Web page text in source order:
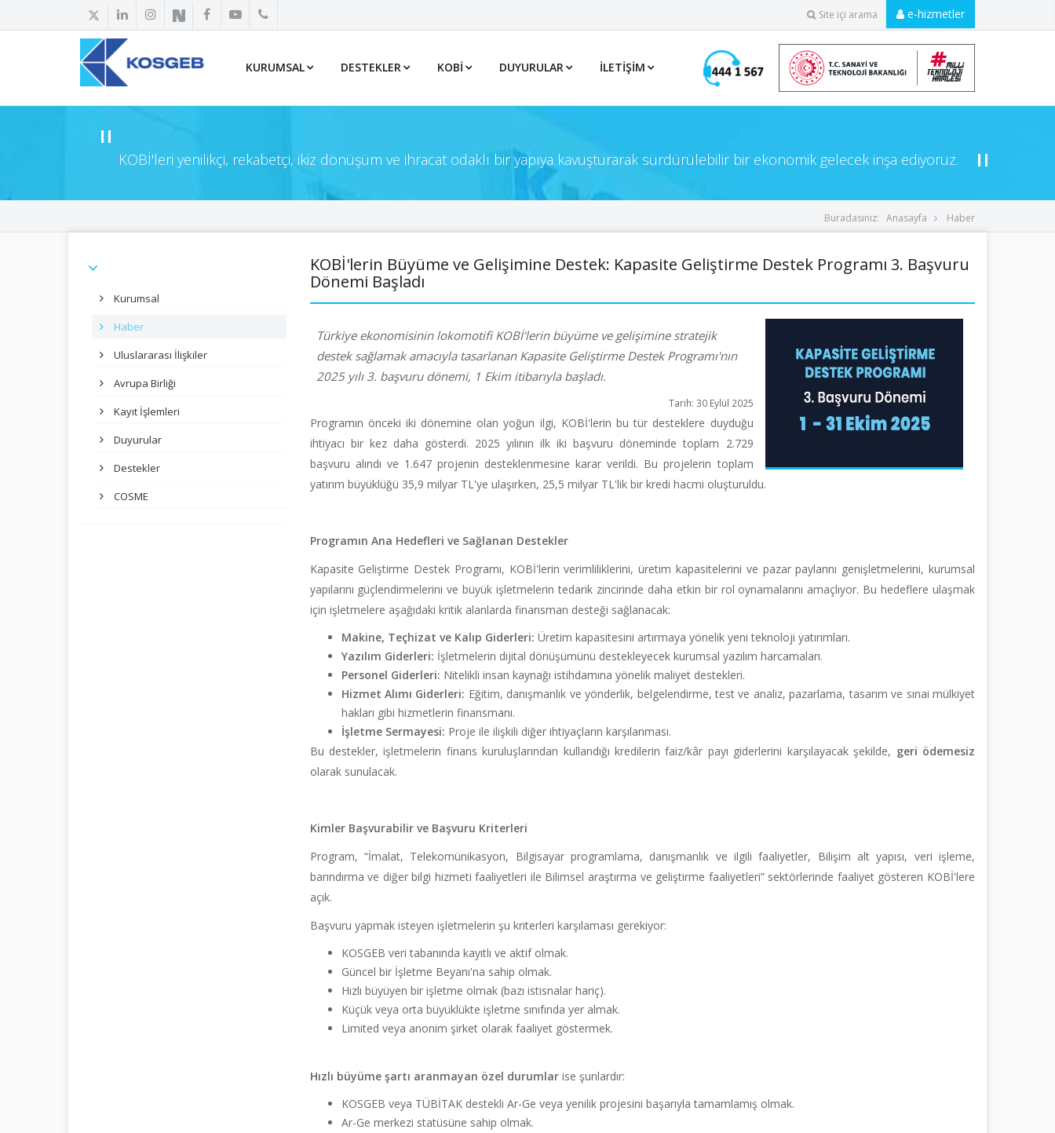
Site içi arama e-hizmetler
KURUMSAL DESTEKLER KOBİ DUYURULAR İLETIŞIM
KOBİ'leri yenilikçi, rekabetçi, ikiz dönüşüm ve ihracat odaklı bir yapıya kavuşturarak sürdürülebilir bir ekonomik gelecek inşa ediyoruz.
Buradasınız: Anasayfa Haber
Kurumsal
Haber
Uluslararası İlişkiler
Avrupa Birliği
Kayıt İşlemleri
Duyurular
Destekler
COSME
KOBİ'lerin Büyüme ve Gelişimine Destek: Kapasite Geliştirme Destek Programı 3. Başvuru
Dönemi Başladı
Türkiye ekonomisinin lokomotifi KOBİ'lerin büyüme ve gelişimine stratejik
destek sağlamak amacıyla tasarlanan Kapasite Geliştirme Destek Programı'nın
2025 yılı 3. başvuru dönemi, 1 Ekim itibarıyla başladı.
Tarih: 30 Eylül 2025
Programın önceki iki dönemine olan yoğun ilgi, KOBİ'lerin bu tür desteklere duyduğu
ihtiyacı bir kez daha gösterdi. 2025 yılının ilk iki başvuru döneminde toplam 2.729
başvuru alındı ve 1.647 projenin desteklenmesine karar verildi. Bu projelerin toplam
yatırım büyüklüğü 35,9 milyar TL'ye ulaşırken, 25,5 milyar TL'lik bir kredi hacmi oluşturuldu.
Programın Ana Hedefleri ve Sağlanan Destekler
Kapasite Geliştirme Destek Programı, KOBİ'lerin verimliliklerini, üretim kapasitelerini ve pazar paylarını genişletmelerini, kurumsal
yapılarını güçlendirmelerini ve büyük işletmelerin tedarik zincirinde daha etkin bir rol oynamalarını amaçlıyor. Bu hedeflere ulaşmak
için işletmelere aşağıdaki kritik alanlarda finansman desteği sağlanacak:
Makine, Teçhizat ve Kalıp Giderleri: Üretim kapasitesini artırmaya yönelik yeni teknoloji yatırımları.
Yazılım Giderleri: İşletmelerin dijital dönüşümünü destekleyecek kurumsal yazılım harcamaları.
Personel Giderleri: Nitelikli insan kaynağı istihdamına yönelik maliyet destekleri.
Hizmet Alımı Giderleri: Eğitim, danışmanlık ve yönderlik, belgelendirme, test ve analiz, pazarlama, tasarım ve sınai mülkiyet
hakları gibi hizmetlerin finansmanı.
İşletme Sermayesi: Proje ile ilişkili diğer ihtiyaçların karşılanması.
Bu destekler, işletmelerin finans kuruluşlarından kullandığı kredilerin faiz/kâr payı giderlerini karşılayacak şekilde, geri ödemesiz
olarak sunulacak.
Kimler Başvurabilir ve Başvuru Kriterleri
Program, “İmalat, Telekomünikasyon, Bilgisayar programlama, danışmanlık ve ilgili faaliyetler, Bilişim alt yapısı, veri işleme,
barındırma ve diğer bilgi hizmeti faaliyetleri ile Bilimsel araştırma ve geliştirme faaliyetleri” sektörlerinde faaliyet gösteren KOBİ'lere
açık.
Başvuru yapmak isteyen işletmelerin şu kriterleri karşılaması gerekiyor:
KOSGEB veri tabanında kayıtlı ve aktif olmak.
Güncel bir İşletme Beyanı'na sahip olmak.
Hızlı büyüyen bir işletme olmak (bazı istisnalar hariç).
Küçük veya orta büyüklükte işletme sınıfında yer almak.
Limited veya anonim şirket olarak faaliyet göstermek.
Hızlı büyüme şartı aranmayan özel durumlarise şunlardır:
KOSGEB veya TÜBİTAK destekli Ar-Ge veya yenilik projesini başarıyla tamamlamış olmak.
Ar-Ge merkezi statüsüne sahip olmak.